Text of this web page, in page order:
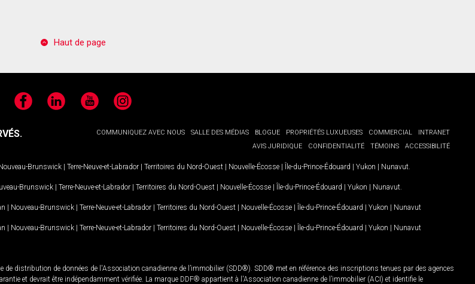
Haut de page
FacebookLinkedIn YouTubeInstagram
COMMUNIQUEZ AVEC NOUS SALLE DES MÉDIAS BLOGUE PROPRIÉTÉS LUXUEUSES COMMERCIAL
INTRANET
AVIS JURIDIQUE
CONFIDENTIALITÉ TÉMOINS ACCESSIBILITÉ
Brunswick Terre-Neuve-et-Labrador Territoires du Nord-Ouest Nouvelle-Écosse Île-du-Prince-Édouard Yukon Nunavut.
Brunswick Terre-Neuve-et-Labrador Territoires du Nord-Ouest Nouvelle-Écosse Île-du-Prince-Édouard Yukon Nunavut.
Nouveau-Brunswick Terre-Neuve-et-Labrador Territoires du Nord-Ouest Nouvelle-Écosse Île-du-Prince-Édouard Yukon Nunavut
Nouveau-Brunswick Terre-Neuve-et-Labrador Territoires du Nord-Ouest Nouvelle-Écosse Île-du-Prince-Édouard Yukon Nunavut
de distribution de données de l'Association canadienne de l’immobilier (SDD®). SDD® met en référence des inscriptions tenues par des agences
et devrait être indépendamment vérifiée. La marque DDF® appartient à l'Association canadienne de l’immobilier (ACI) et identifie le